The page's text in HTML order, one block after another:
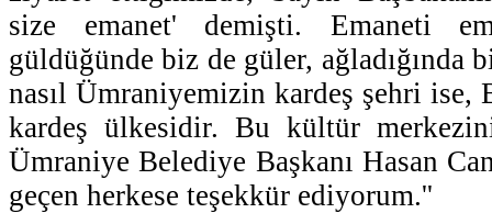
size emanet' demişti. Emaneti
güldüğünde biz de güler, ağladığında
nasıl Ümraniyemizin kardeş şehri ise,
kardeş ülkesidir. Bu kültür
Ümraniye Belediye Başkanı Hasan
geçen herkese teşekkür ediyorum.''